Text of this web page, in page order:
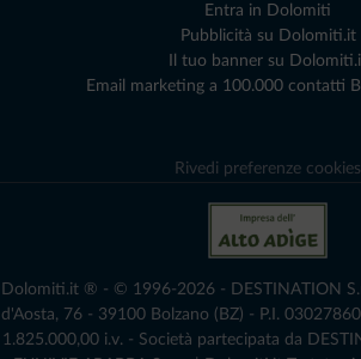
Entra in Dolomiti
Pubblicità su Dolomiti.it
Il tuo banner su
Email marketing a 100.000 contatti
Rivedi preferenze cookies
Dolomiti.it ® - © 1996-2026 - DESTINATION
d'Aosta, 76 - 39100 Bolzano (BZ) - P.I.
1.825.000,00 i.v. - Società partecipata da